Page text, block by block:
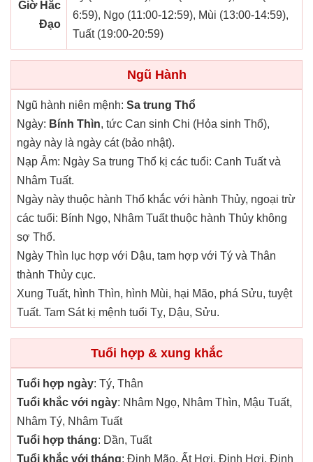
Giờ Hắc
Đạo
6:59), Ngọ (11:00-12:59), Mùi (13:00-14:59),
Tuất (19:00-20:59)
Ngũ Hành
Ngũ hành niên mệnh: Sa trung Thổ
Ngày: Bính Thìn, tức Can sinh Chi (Hỏa sinh Thổ),
ngày này là ngày cát (bảo nhật).
Nạp Âm: Ngày Sa trung Thổ kị các tuổi: Canh Tuất và
Nhâm Tuất.
Ngày này thuộc hành Thổ khắc với hành Thủy, ngoại trừ
các tuổi: Bính Ngọ, Nhâm Tuất thuộc hành Thủy không
sợ Thổ.
Ngày Thìn lục hợp với Dậu, tam hợp với Tý và Thân
thành Thủy cục.
Xung Tuất, hình Thìn, hình Mùi, hại Mão, phá Sửu, tuyệt
Tuất. Tam Sát kị mệnh tuổi Tỵ, Dậu, Sửu.
Tuổi hợp & xung khắc
Tuổi hợp ngày: Tý, Thân
Tuổi khắc với ngày: Nhâm Ngọ, Nhâm Thìn, Mậu Tuất,
Nhâm Tý, Nhâm Tuất
Tuổi hợp tháng: Dần, Tuất
Tuổi khắc với tháng: Đinh Mão, Ất Hợi, Đinh Hợi, Đinh